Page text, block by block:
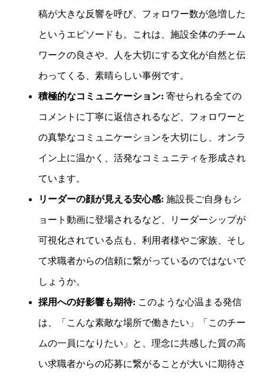
稿が大きな反響を呼び、フォロワー数が急増した
というエピソードも。これは、施設全体のチーム
ワークの良さや、人を大切にする文化が自然と伝
わってくる、素晴らしい事例です。
積極的なコミュニケーション: 寄せられる全ての
コメントに丁寧に返信されるなど、フォロワーと
の真摯なコミュニケーションを大切にし、オンラ
イン上に温かく、活発なコミュニティを形成され
ています。
リーダーの顔が見える安心感: 施設長ご自身もシ
ョート動画に登場されるなど、リーダーシップが
可視化されている点も、利用者様やご家族、そし
て求職者からの信頼に繋がっているのではないで
しょうか。
採用への好影響も期待: このような心温まる発信
は、「こんな素敵な場所で働きたい」「このチー
ムの一員になりたい」と、理念に共感した質の高
い求職者からの応募に繋がることが大いに期待さ